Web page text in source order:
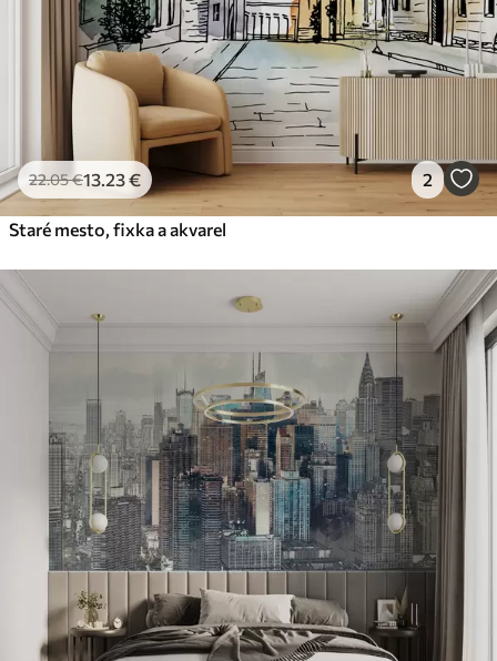
22.05€13 .23€ 2
Staré mesto, fixka a akvarel